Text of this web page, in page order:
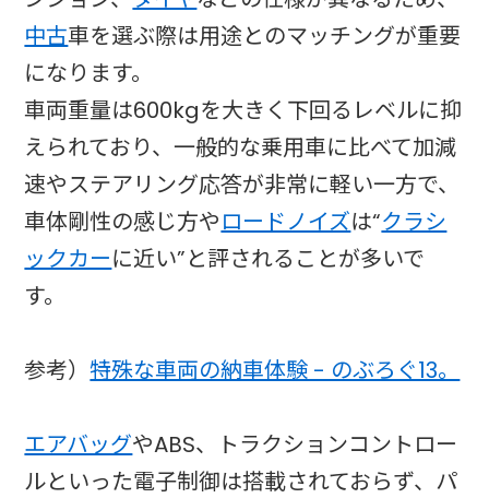
中古車を選ぶ際は用途とのマッチングが重要
になります。
車両重量は600kgを大きく下回るレベルに抑
えられており、一般的な乗用車に比べて加減
速やステアリング応答が非常に軽い一方で、
車体剛性の感じ方やロードノイズは“クラシ
ックカーに近い”と評されることが多いで
す。
参考） 特殊な車両の納車体験 - のぶろぐ13。
エアバッグやABS、トラクションコントロー
ルといった電子制御は搭載されておらず、パ